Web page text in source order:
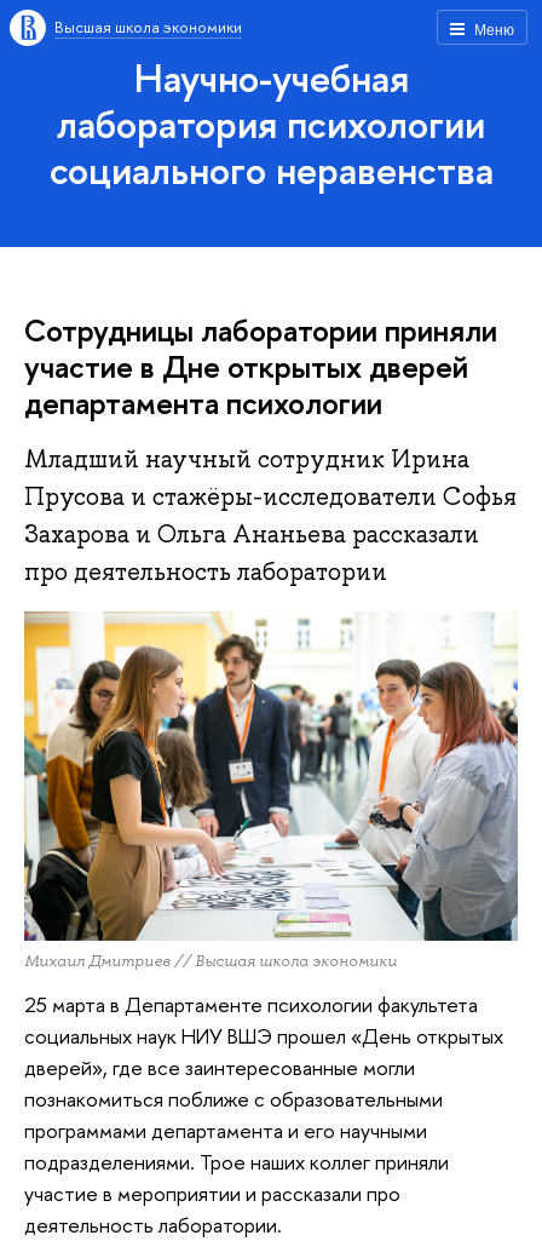
Меню
Высшая школа экономики
Научно-учебная
лаборатория психологии
социального неравенства
Сотрудницы лаборатории приняли
участие в Дне открытых дверей
департамента психологии
Младший научный сотрудник Ирина
Прусова и стажёры-исследователи Софья
Захарова и Ольга Ананьева рассказали
про деятельность лаборатории
Михаил Дмитриев // Высшая школа экономики
25 марта в Департаменте психологии факультета
социальных наук НИУ ВШЭ прошел «День открытых
дверей», где все заинтересованные могли
познакомиться поближе с образовательными
программами департамента и его научными
подразделениями. Трое наших коллег приняли
участие в мероприятии и рассказали про
деятельность лаборатории.